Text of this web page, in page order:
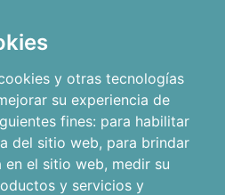
y otras tecnologías
su experiencia de
fines: para habilitar
del sitio web, para brindar
en el sitio web, medir su
y servicios y